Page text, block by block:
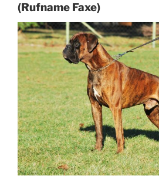
(Rufname Faxe)